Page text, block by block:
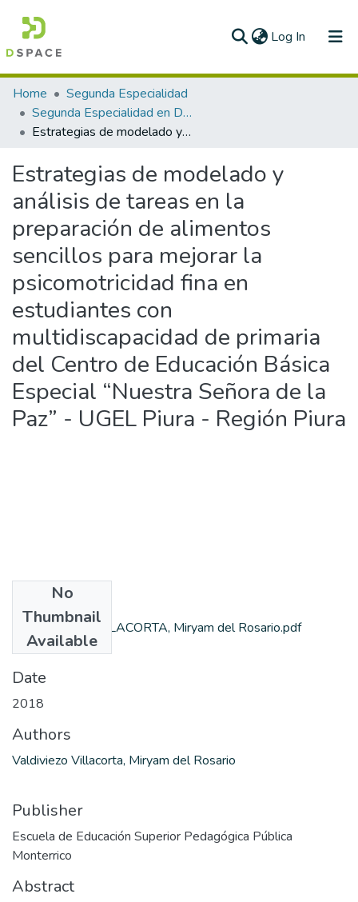
Log In (current)
Communities & Collections
All of DSpace
Home
Segunda Especialidad
Segunda Especialidad en Diversidad e Inclusión educativa de estudiantes con discapacidad
Estrategias de modelado y análisis de tareas en la preparación de alimentos sencillos para mejorar la psicomotricidad fina en estudiantes con multidiscapacidad de primaria del Centro de Educación Básica Especial “Nuestra Señora de la Paz” - UGEL Piura - Región Piura
Estrategias de modelado y
análisis de tareas en la
preparación de alimentos
sencillos para mejorar la
psicomotricidad fina en
estudiantes con
multidiscapacidad de primaria
del Centro de Educación Básica
Especial “Nuestra Señora de la
Paz” - UGEL Piura - Región Piura
No
Thumbnail
Available
VALDIVIEZO VILLACORTA, Miryam del Rosario.pdf
(800.23 KB)
Date
2018
Authors
Valdiviezo Villacorta, Miryam del Rosario
Publisher
Escuela de Educación Superior Pedagógica Pública
Monterrico
Abstract